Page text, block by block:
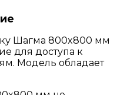
Шагма 800x800 мм
для доступа к
Модель обладает